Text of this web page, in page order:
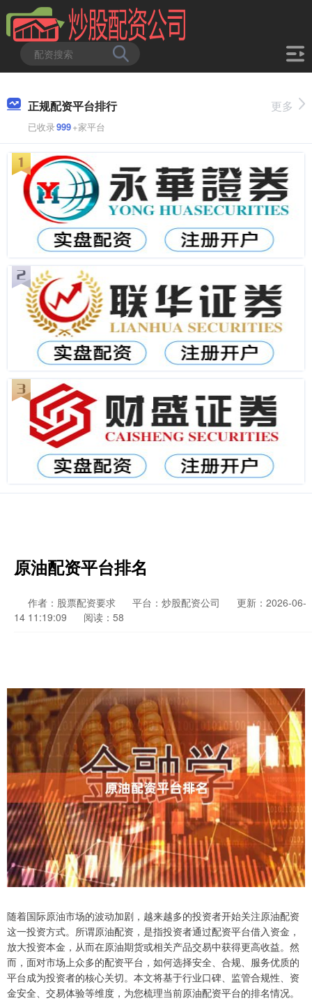
正规配资平台排行
已收录999+家平台
更多
原油配资平台排名
作者：股票配资要求 平台：炒股配资公司
更新：2026-06-
14 11:19:09
阅读：58
随着国际原油市场的波动加剧，越来越多的投资者开始关注原油配资
这一投资方式。所谓原油配资，是指投资者通过配资平台借入资金，
放大投资本金，从而在原油期货或相关产品交易中获得更高收益。然
而，面对市场上众多的配资平台，如何选择安全、合规、服务优质的
平台成为投资者的核心关切。本文将基于行业口碑、监管合规性、资
金安全、交易体验等维度，为您梳理当前原油配资平台的排名情况。